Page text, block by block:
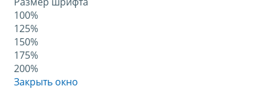
100%
125%
150%
175%
200%
Закрыть окно